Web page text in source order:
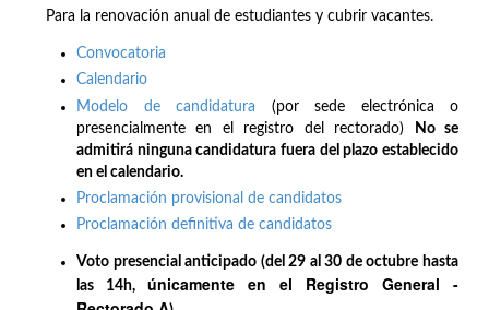
Para la renovación anual de estudiantes y cubrir vacantes.
Convocatoria
Calendario
Modelo de candidatura (por sede electrónica o
presencialmente en el registro del rectorado)
No se
admitirá ninguna candidatura fuera del plazo establecido
en el calendario.
Proclamación provisional de candidatos
Proclamación definitiva de candidatos
Voto presencial anticipado (del 29 al 30 de octubre hasta
las 14h, únicamente en el Registro General -